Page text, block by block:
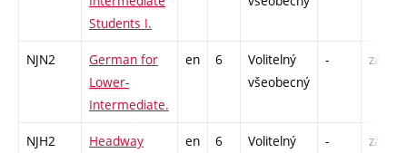
Students I.
NJN2
German for
Lower-
Intermediate.
en 6
Volitelný
všeobecný
- zá,zk
NJH2
Headway
en 6
Volitelný
- zá,zk